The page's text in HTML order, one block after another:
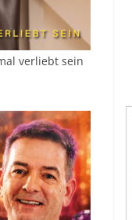
verliebt sein